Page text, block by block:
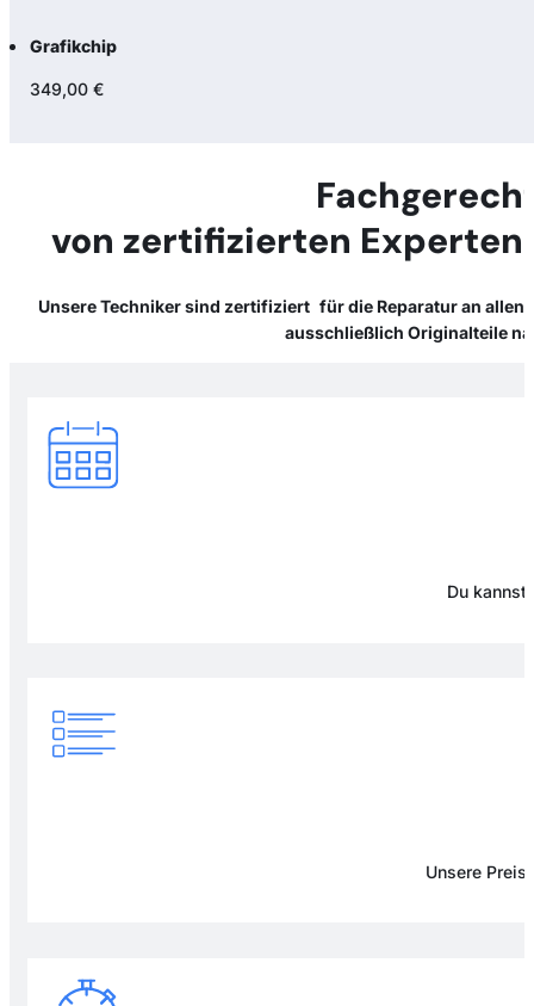
Grafikchip
349,00 €
von zertifizierten Experten
Unsere Techniker sind zertifiziert für die Reparatur an allen
ausschließlich Originalteile
Du kannst
Unsere